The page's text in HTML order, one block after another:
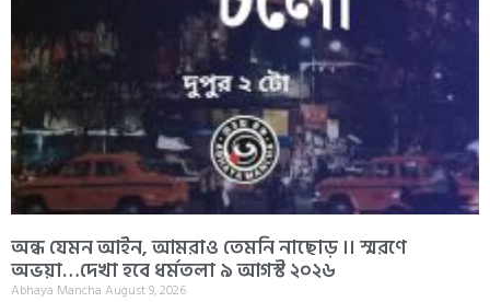
অন্ধ যেমন আইন, আমরাও তেমনি নাছোড় ।। স্মরণে
অভয়া…দেখা হবে ধর্মতলা ৯ আগস্ট ২০২৬
Abhaya Mancha August 9, 2026